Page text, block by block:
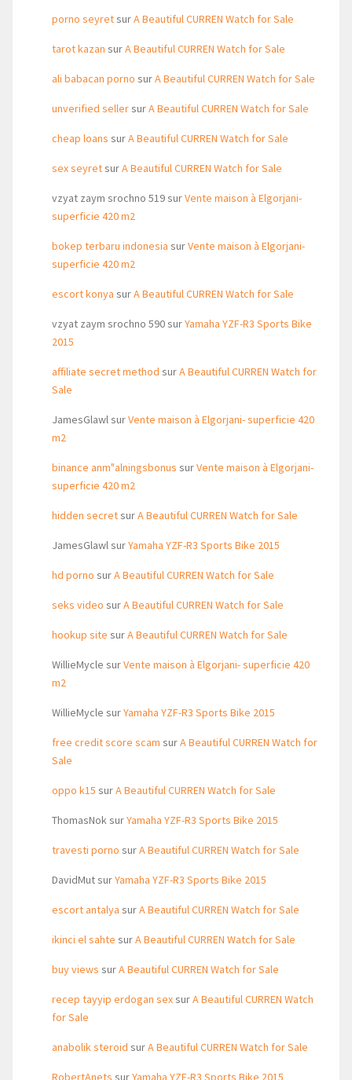
porno seyretsurA Beautiful CURREN Watch for Sale
tarot kazan surA Beautiful CURREN Watch for Sale
ali babacan porno surA Beautiful CURREN Watch for Sale
unverified sellersurA Beautiful CURREN Watch for Sale
cheap loans surA Beautiful CURREN Watch for Sale
sex seyretsurA Beautiful CURREN Watch for Sale
vzyat zaym srochno 519surVente maison à Elgorjani-
superficie 420 m2
bokep terbaru indonesia surVente maison à Elgorjani-
superficie 420 m2
escort konya surA Beautiful CURREN Watch for Sale
vzyat zaym srochno 590surYamaha YZF-R3 Sports Bike
2015
affiliate secret method surA Beautiful CURREN Watch for
Sale
JamesGlawlsurVente maison à Elgorjani- superficie 420
m2
binance anm"alningsbonus surVente maison à Elgorjani-
superficie 420 m2
hidden secretsurA Beautiful CURREN Watch for Sale
JamesGlawlsurYamaha YZF-R3 Sports Bike 2015
hd porno surA Beautiful CURREN Watch for Sale
seks video surA Beautiful CURREN Watch for Sale
hookup site surA Beautiful CURREN Watch for Sale
WillieMycle surVente maison à Elgorjani- superficie 420
m2
WillieMycle surYamaha YZF-R3 Sports Bike 2015
free credit score scam surA Beautiful CURREN Watch for
Sale
oppo k15 surA Beautiful CURREN Watch for Sale
ThomasNoksurYamaha YZF-R3 Sports Bike 2015
travesti porno surA Beautiful CURREN Watch for Sale
DavidMutsurYamaha YZF-R3 Sports Bike 2015
escort antalya surA Beautiful CURREN Watch for Sale
ikinci el sahte surA Beautiful CURREN Watch for Sale
buy views surA Beautiful CURREN Watch for Sale
recep tayyip erdogan sexsurA Beautiful CURREN Watch
for Sale
anabolik steroid surA Beautiful CURREN Watch for Sale
RobertAnets surYamaha YZF-R3 Sports Bike 2015